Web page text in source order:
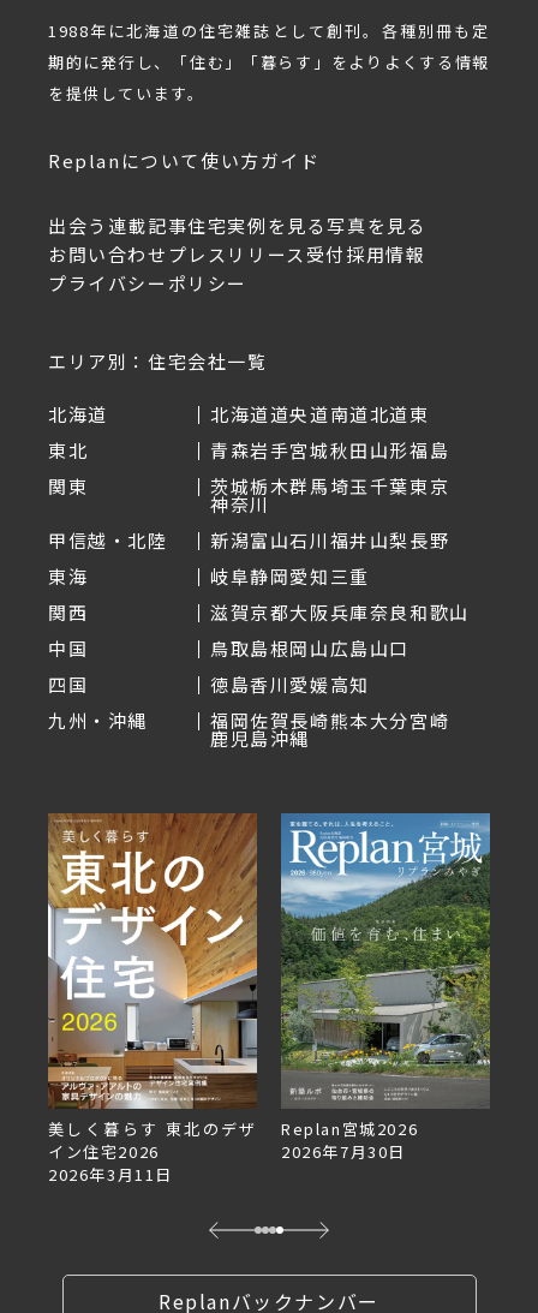
1988年に北海道の住宅雑誌として創刊。各種別冊も定
期的に発行し、「住む」「暮らす」をよりよくする情報
を提供しています。
Replanについて使い方ガイド
出会う 連載記事住宅実例を見る写真を見る
お問い合わせ プレスリリース受付採用情報
プライバシーポリシー
エリア別：住宅会社一覧
北海道 北海道道央道南道北道東
東北
青森岩手宮城秋田山形福島
関東
茨城栃木群馬埼玉千葉東京
神奈川
甲信越・北陸
新潟富山石川福井山梨長野
東海
岐阜静岡愛知三重
関西
滋賀京都大阪兵庫奈良和歌山
中国
鳥取島根岡山広島山口
四国
徳島香川愛媛高知
九州・沖縄
福岡佐賀長崎熊本大分宮崎
鹿児島沖縄
美しく暮らす 東北のデザ
イン住宅2026
2026年3月11日
Replan宮城2026
2026年7月30日
Replanバックナンバー